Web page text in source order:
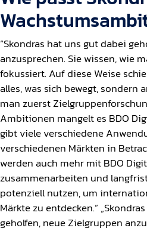
“Skondras hat uns gut dabei
anzusprechen. Sie wissen, wie
fokussiert. Auf diese Weise
alles, was sich bewegt, sondern
man zuerst
Ambitionen mangelt es BDO
gibt viele verschiedene
verschiedenen Märkten in
werden auch mehr mit BDO
zusammenarbeiten und
potenziell nutzen, um
Märkte zu entdecken.”
geholfen, neue Zielgruppen